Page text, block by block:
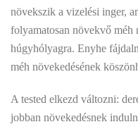
növekszik a vizelési inger,
folyamatosan növekvő méh
húgyhólyagra. Enyhe
méh növekedésének
A tested elkezd változni:
jobban növekedésnek